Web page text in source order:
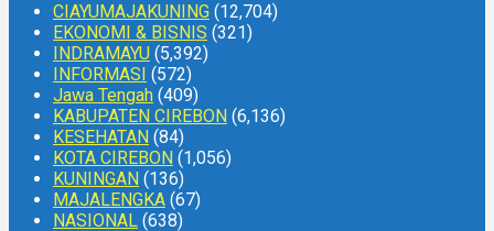
CIAYUMAJAKUNING (12,704)
EKONOMI & BISNIS (321)
INDRAMAYU (5,392)
INFORMASI (572)
Jawa Tengah (409)
KABUPATEN CIREBON (6,136)
KESEHATAN (84)
KOTA CIREBON (1,056)
KUNINGAN (136)
MAJALENGKA (67)
NASIONAL (638)